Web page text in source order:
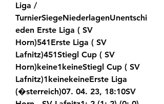
Liga /
TurnierSiegeNiederlagenUnentschi
eden Erste Liga ( SV
Horn)541Erste Liga ( SV
Lafnitz)451Stiegl Cup ( SV
Horn)keine1keineStiegl Cup ( SV
Lafnitz)1keinekeineErste Liga
(�sterreich)07. 04. 23, 18:10SV